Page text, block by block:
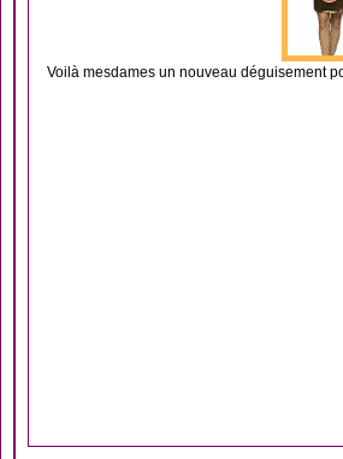
Voilà mesdames un nouveau déguisement